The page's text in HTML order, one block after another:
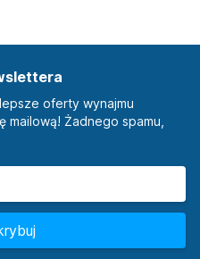
oferty wynajmu
mailową! Żadnego spamu,